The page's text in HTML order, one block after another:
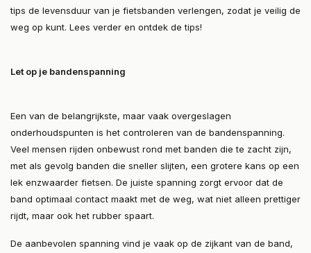
tips de levensduur van je fietsbanden verlengen, zodat je veilig de
weg op kunt. Lees verder en ontdek de tips!
Let op je bandenspanning
Een van de belangrijkste, maar vaak overgeslagen
onderhoudspunten is het controleren van de bandenspanning.
Veel mensen rijden onbewust rond met banden die te zacht zijn,
met als gevolg banden die sneller slijten, een grotere kans op een
lek enzwaarder fietsen. De juiste spanning zorgt ervoor dat de
band optimaal contact maakt met de weg, wat niet alleen prettiger
rijdt, maar ook het rubber spaart.
De aanbevolen spanning vind je vaak op de zijkant van de band,